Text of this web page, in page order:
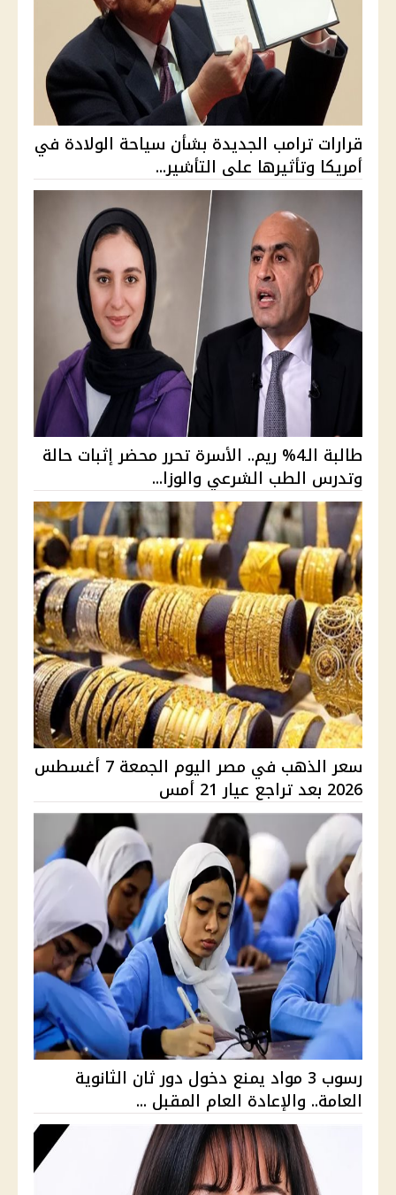
قرارات ترامب الجديدة بشأن سياحة الولادة في
أمريكا وتأثيرها على التأشير...
طالبة الـ4% ريم.. الأسرة تحرر محضر إثبات حالة
وتدرس الطب الشرعي والوزا...
سعر الذهب في مصر اليوم الجمعة 7 أغسطس
2026 بعد تراجع عيار 21 أمس
رسوب 3 مواد يمنع دخول دور ثان الثانوية
العامة.. والإعادة العام المقبل ...